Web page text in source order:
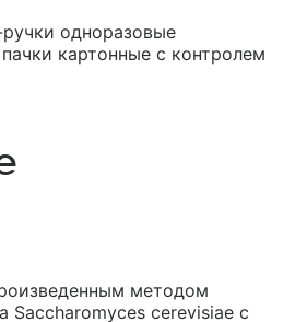
одноразовые
картонные с контролем
методом
cerevisiae с